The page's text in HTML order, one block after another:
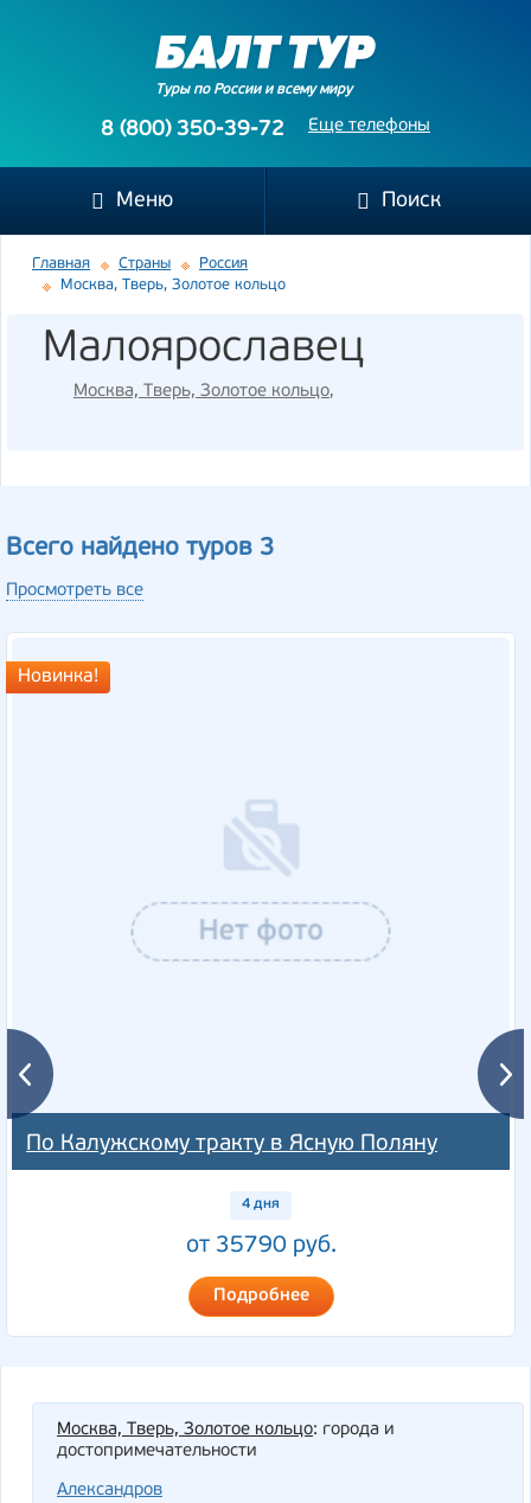
Туры по России и всему миру
Еще телефоны
8 (800) 350-39-72
Меню Поиск
Главная Страны
Россия
Москва, Тверь, Золотое кольцо
Малоярославец
Москва, Тверь, Золотое кольцо,
Всего найдено туров 3
Просмотреть все
По Калужскому тракту в Ясную Поляну
Новинка!
4 дня
от 35790 руб.
Подробнее
Москва, Тверь, Золотое кольцо: города и
достопримечательности
Александров